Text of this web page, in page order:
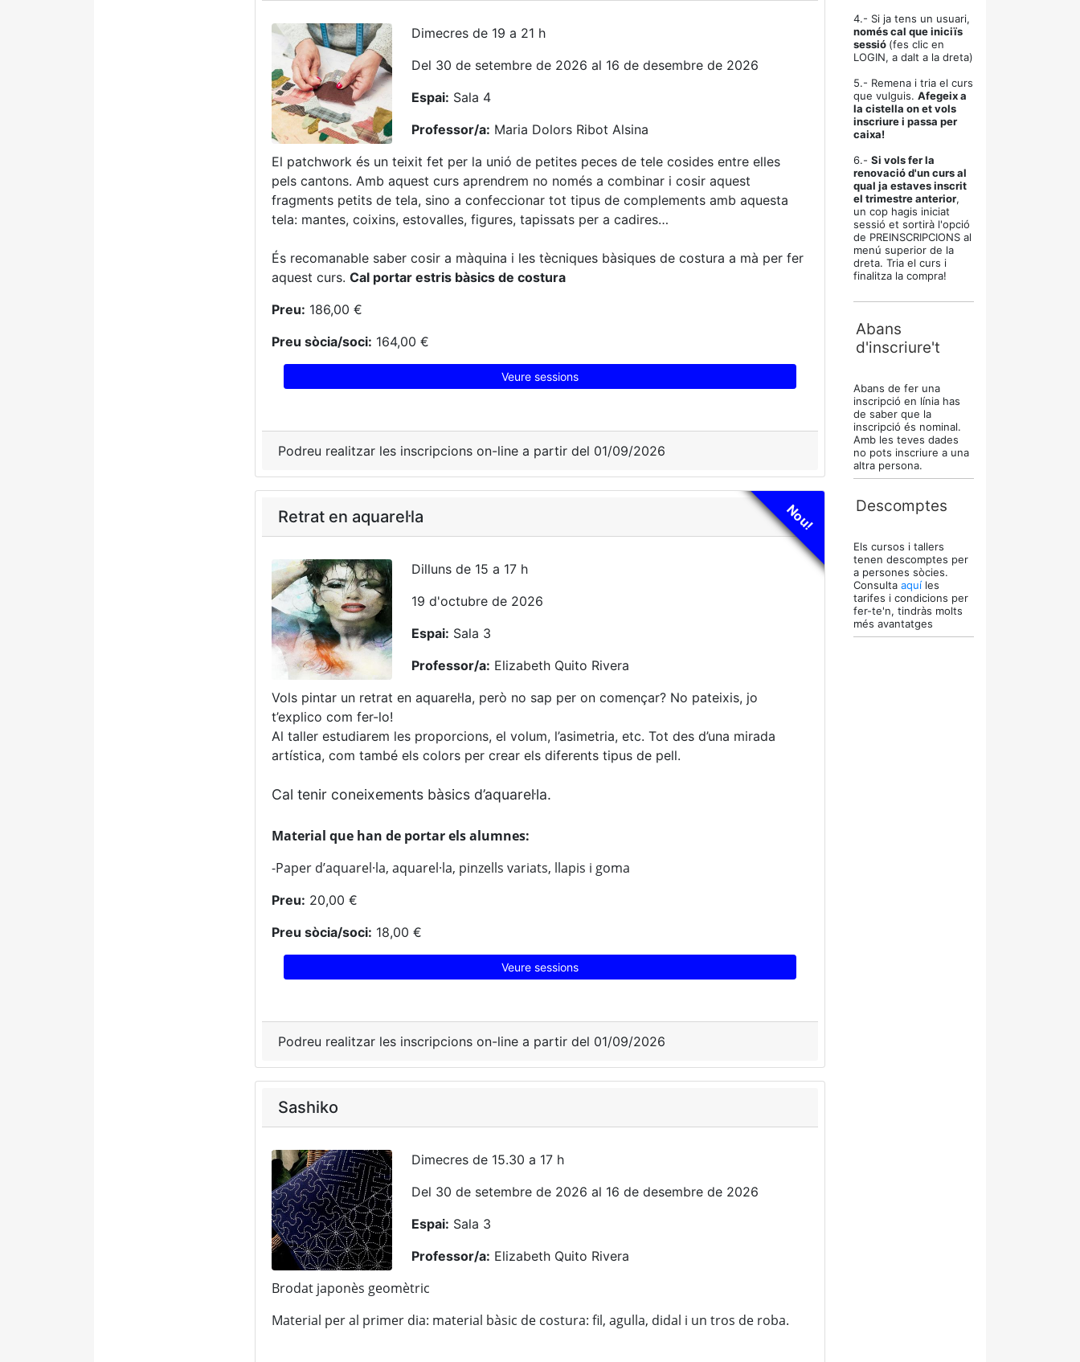
Dimecres de 19 a 21 h
Del 30 de setembre de 2026 al 16 de desembre de 2026
Espai: Sala 4
Professor/a: Maria Dolors Ribot Alsina
El patchwork és un teixit fet per la unió de petites peces de tele cosides entre elles
pels cantons. Amb aquest curs aprendrem no només a combinar i cosir aquest
fragments petits de tela, sino a confeccionar tot tipus de complements amb aquesta
tela: mantes, coixins, estovalles, figures, tapissats per a cadires…
És recomanable saber cosir a màquina i les tècniques bàsiques de costura a mà per fer
aquest curs. Cal portar estris bàsics de costura
Preu: 186,00 €
Preu sòcia/soci: 164,00 €
Veure sessions
Podreu realitzar les inscripcions on-line a partir del 01/09/2026
Nou!
Retrat en aquarel·la
Dilluns de 15 a 17 h
19 d'octubre de 2026
Espai: Sala 3
Professor/a: Elizabeth Quito Rivera
Vols pintar un retrat en aquarel·la, però no sap per on començar? No pateixis, jo
t’explico com fer-lo!
Al taller estudiarem les proporcions, el volum, l’asimetria, etc. Tot des d’una mirada
artística, com també els colors per crear els diferents tipus de pell.
Cal tenir coneixements bàsics d’aquarel·la.
Material que han de portar els alumnes:
-Paper d’aquarel·la, aquarel·la, pinzells variats, llapis i goma
Preu: 20,00 €
Preu sòcia/soci: 18,00 €
Veure sessions
Podreu realitzar les inscripcions on-line a partir del 01/09/2026
Sashiko
Dimecres de 15.30 a 17 h
Del 30 de setembre de 2026 al 16 de desembre de 2026
Espai: Sala 3
Professor/a: Elizabeth Quito Rivera
Brodat japonès geomètric
Material per al primer dia: material bàsic de costura: fil, agulla, didal i un tros de roba.
4.- Si ja tens un usuari,
només cal que iniciïs
sessió (fes clic en
LOGIN, a dalt a la dreta)
5.- Remena i tria el curs
que vulguis. Afegeix a
la cistella on et vols
inscriure i passa per
caixa!
6.- Si vols fer la
renovació d'un curs al
qual ja estaves inscrit
el trimestre anterior,
un cop hagis iniciat
sessió et sortirà l'opció
de PREINSCRIPCIONS al
menú superior de la
dreta. Tria el curs i
finalitza la compra!
Abans
d'inscriure't
Abans de fer una
inscripció en línia has
de saber que la
inscripció és nominal.
Amb les teves dades
no pots inscriure a una
altra persona.
Descomptes
Els cursos i tallers
tenen descomptes per
a persones sòcies.
Consulta aquí les
tarifes i condicions per
fer-te'n, tindràs molts
més avantatges